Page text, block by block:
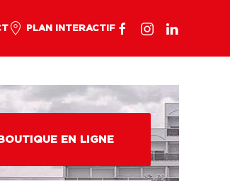
PLAN INTERACTIF
BOUTIQUE EN LIGNE